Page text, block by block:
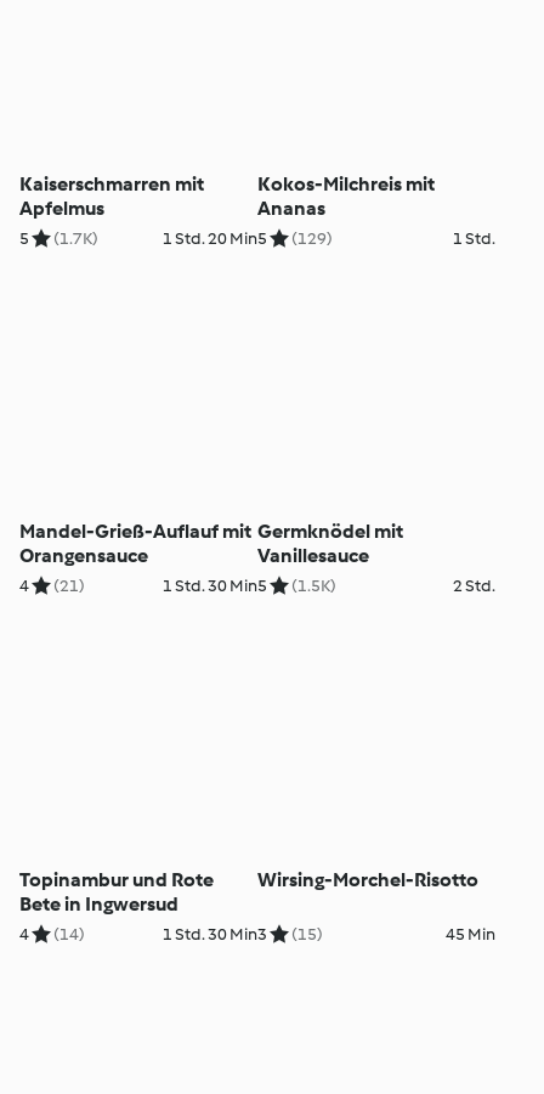
Kaiserschmarren mit
Apfelmus
5 (1.7K) 1 Std. 20 Min
Kokos-Milchreis mit
Ananas
5 (129) 1 Std.
Mandel-Grieß-Auflauf mit
Orangensauce
4 (21) 1 Std. 30 Min
Germknödel mit
Vanillesauce
5 (1.5K) 2 Std.
Topinambur und Rote
Bete in Ingwersud
4 (14) 1 Std. 30 Min
Wirsing-Morchel-Risotto
3 (15) 45 Min